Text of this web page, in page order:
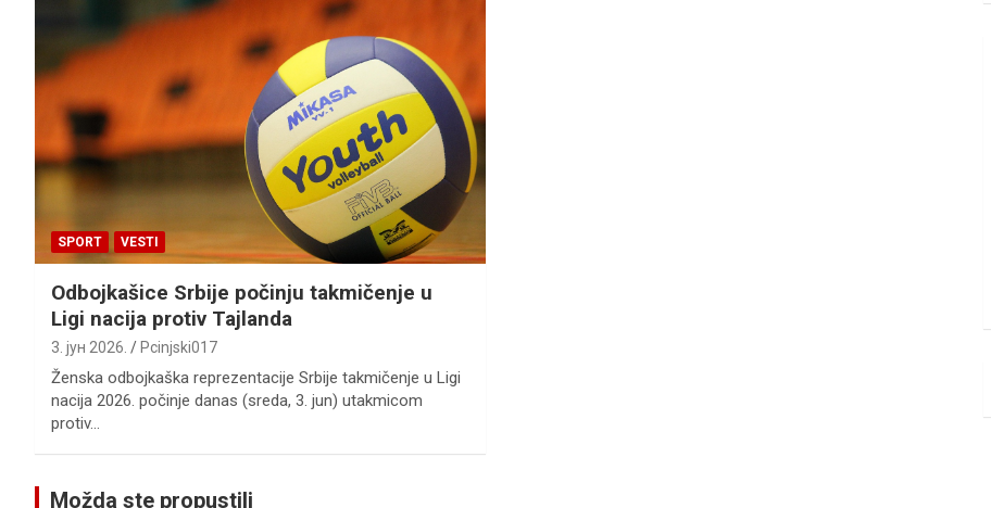
SPORT VESTI
Odbojkašice Srbije počinju takmičenje u
Ligi nacija protiv Tajlanda
3. јун 2026. Pcinjski017
Ženska odbojkaška reprezentacije Srbije takmičenje u Ligi
nacija 2026. počinje danas (sreda, 3. jun) utakmicom
protiv…
Možda ste propustili